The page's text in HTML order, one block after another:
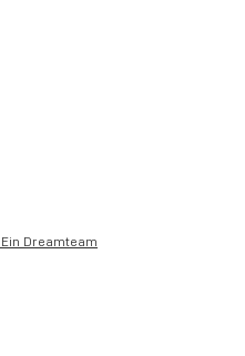
Dreamteam